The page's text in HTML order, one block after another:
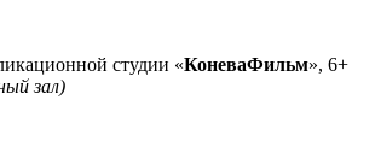
студии «КоневаФильм», 6+
зал)